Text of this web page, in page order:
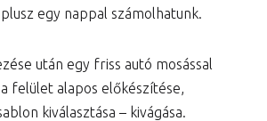
egy nappal számolhatunk.
után egy friss autó mosással
felület alapos előkészítése,
kiválasztása – kivágása.